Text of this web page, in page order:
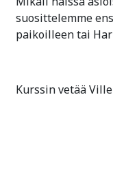
suosittelemme
paikoilleen tai
Kurssin vetää